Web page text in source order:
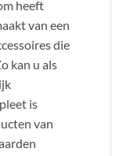
heeft
van een
die
kan u als
is
van